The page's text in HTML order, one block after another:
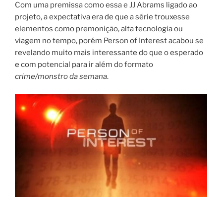
Com uma premissa como essa e JJ Abrams ligado ao
projeto, a expectativa era de que a série trouxesse
elementos como premonição, alta tecnologia ou
viagem no tempo, porém Person of Interest acabou se
revelando muito mais interessante do que o esperado
e com potencial para ir além do formato
crime/monstro da semana.